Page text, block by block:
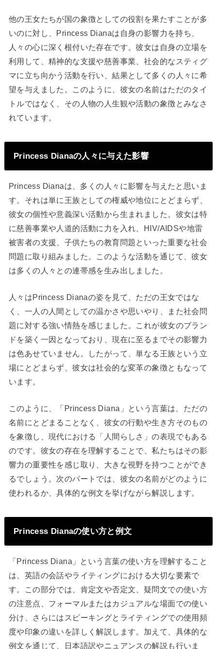
他の王女たちが国の象徴としての役割を果たすことが多
いのに対し、Princess Dianaは自身の影響力を持ち、
人々の心に深く根付いた存在です。彼女は自身の立場を
利用して、精神的な支援や慈善事業、社会的なスティグ
マに立ち向かう活動を行い、結果として多くの人々に希
望を与えました。このように、彼女の名前はただのタイ
トルではなく、その人物の人生観や活動の象徴とみなさ
れています。
Princess Dianaの人々に与えた影響
Princess Dianaは、多くの人々に影響を与えたと思いま
す。それは単に王族としての権威や地位にとどまらず、
彼女の個性や意義深い活動から生まれました。彼女は特
に慈善事業や人道的活動に力を入れ、HIV/AIDSや地雷
被害者の支援、子供たちの教育問題といった重要な社会
問題に取り組みました。このような活動を通じて、彼女
は多くの人々との連帯感を生み出しました。
人々はPrincess Dianaの姿を見て、ただの王女ではな
く、一人の人間としての温かさや思いやり、また社会問
題に対する強い情熱を感じました。これが彼女のブラン
ドを築く一因となっており、現在に至るまでその影響力
は色あせていません。したがって、単なる王族という立
場にとどまらず、彼女は社会的な変革の象徴ともなって
います。
このように、「Princess Diana」という言葉は、ただの
名前にとどまることなく、彼女の行動や生き方そのもの
を象徴し、現代における「人間らしさ」の表現でもある
のです。彼女の存在を理解することで、私たちはその影
響力の重要性を感じ取り、大きな視野を持つことができ
るでしょう。次のパートでは、彼女の名前がどのように
使われるか、具体的な例文を挙げながら解説します。
Princess Dianaの使い方と例文
「Princess Diana」という言葉の使い方を理解すること
は、英語の会話やライティングにおける大切な要素で
す。この部分では、肯定文や否定文、疑問文での使い方
の注意点、フォーマルまたはカジュアルな場面での使い
分け、さらにはスピーキングとライティングでの使用頻
度や印象の違いを詳しく解説します。加えて、具体的な
例文を通じて、日本語訳やニュアンスの解説も行いま